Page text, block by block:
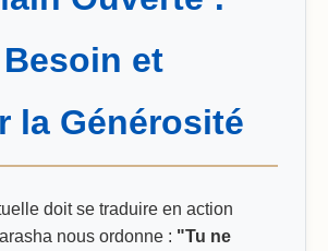
et
la Générosité
doit se traduire en action
nous ordonne : "Tu ne